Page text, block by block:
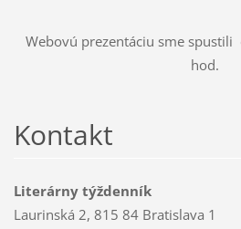
Webovú prezentáciu sme
hod.
Kontakt
Literárny týždenník
Laurinská 2, 815 84 Bratislava 1